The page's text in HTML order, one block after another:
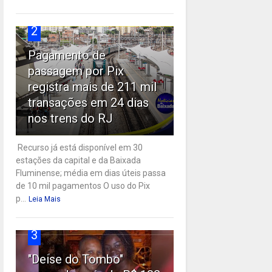
2
Pagamento de
passagem por Pix
registra mais de 211 mil
transações em 24 dias
nos trens do RJ
Recurso já está disponível em 30
estações da capital e da Baixada
Fluminense; média em dias úteis passa
de 10 mil pagamentos O uso do Pix
p...
Leia Mais
3
"Deise do Tombo"